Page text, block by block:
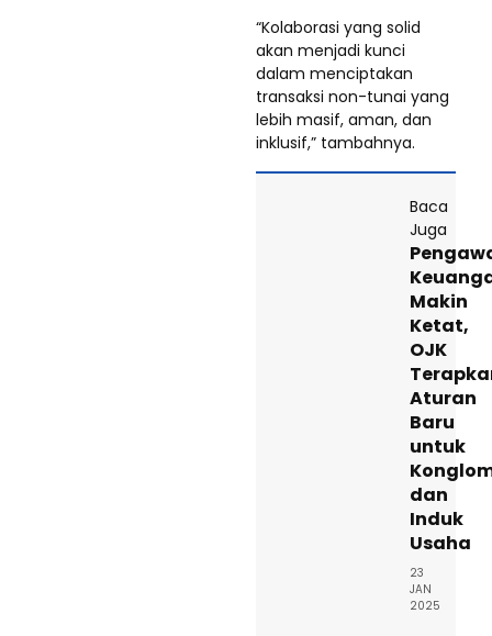
“Kolaborasi yang solid
akan menjadi kunci
dalam menciptakan
transaksi non-tunai yang
lebih masif, aman, dan
inklusif,” tambahnya.
Baca
Juga
Makin
Ketat,
OJK
Aturan
Baru
untuk
dan
Induk
Usaha
23
JAN
2025